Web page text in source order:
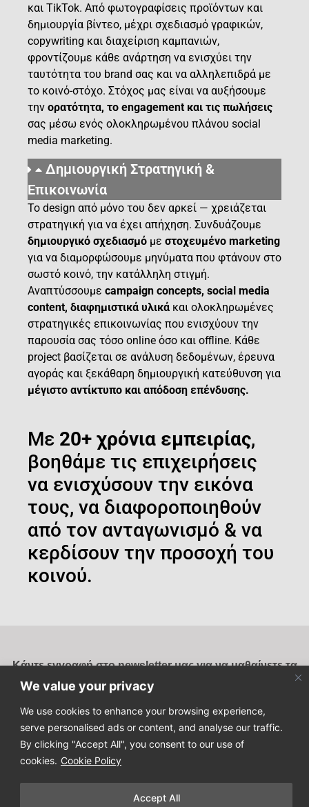
We value your privacy
We use cookies to enhance your browsing experience,
serve personalised ads or content, and analyse our traffic.
By clicking "Accept All", you consent to our use of
cookies. Cookie Policy
Accept All
και TikTok. Από φωτογραφίσεις προϊόντων και
δημιουργία βίντεο, μέχρι σχεδιασμό γραφικών,
copywriting και διαχείριση καμπανιών,
φροντίζουμε κάθε ανάρτηση να ενισχύει την
ταυτότητα του brand σας και να αλληλεπιδρά με
το κοινό-στόχο. Στόχος μας είναι να αυξήσουμε
την ορατότητα, το engagement και τις πωλήσεις
σας μέσω ενός ολοκληρωμένου πλάνου social
media marketing.
Δημιουργική Στρατηγική &
Επικοινωνία
Το design από μόνο του δεν αρκεί — χρειάζεται
στρατηγική για να έχει απήχηση. Συνδυάζουμε
δημιουργικό σχεδιασμό με στοχευμένο marketing
για να διαμορφώσουμε μηνύματα που φτάνουν στο
σωστό κοινό, την κατάλληλη στιγμή.
Αναπτύσσουμε campaign concepts, social media
content, διαφημιστικά υλικά και ολοκληρωμένες
στρατηγικές επικοινωνίας που ενισχύουν την
παρουσία σας τόσο online όσο και offline. Κάθε
project βασίζεται σε ανάλυση δεδομένων, έρευνα
αγοράς και ξεκάθαρη δημιουργική κατεύθυνση για
μέγιστο αντίκτυπο και απόδοση επένδυσης.
Με 20+ χρόνια εμπειρίας,
βοηθάμε τις επιχειρήσεις
να ενισχύσουν την εικόνα
τους, να διαφοροποιηθούν
από τον ανταγωνισμό & να
κερδίσουν την προσοχή του
κοινού.
Κάντε εγγραφή στο newsletter μας για να μαθαίνετε τα
Copyright © 2025 Design Process. All Rights Reserved